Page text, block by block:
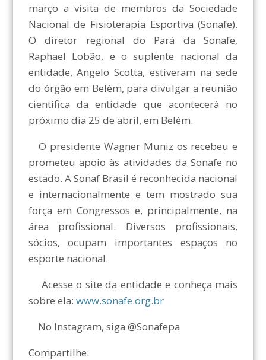
março a visita de membros da Sociedade
Nacional de Fisioterapia Esportiva (Sonafe).
O diretor regional do Pará da Sonafe,
Raphael Lobão, e o suplente nacional da
entidade, Angelo Scotta, estiveram na sede
do órgão em Belém, para divulgar a reunião
científica da entidade que acontecerá no
próximo dia 25 de abril, em Belém.
O presidente Wagner Muniz os recebeu e
prometeu apoio às atividades da Sonafe no
estado. A Sonaf Brasil é reconhecida nacional
e internacionalmente e tem mostrado sua
força em Congressos e, principalmente, na
área profissional. Diversos profissionais,
sócios, ocupam importantes espaços no
esporte nacional.
Acesse o site da entidade e conheça mais
sobre ela: www.sonafe.org.br
No Instagram, siga @Sonafepa
Compartilhe: